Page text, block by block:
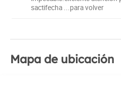
sactifecha ...para volver
Mapa de ubicación